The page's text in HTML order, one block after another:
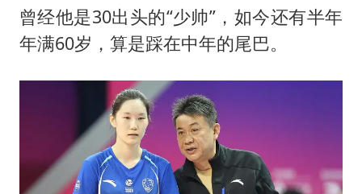
曾经他是30出头的“少帅”，如今还有半年
年满60岁，算是踩在中年的尾巴。